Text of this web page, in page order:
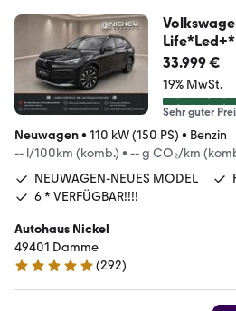
Model*
33.999 €
19% MwSt.
Sehr guter
Neuwagen• 110 kW (150 PS) • Benzin
-- l/100km (komb.) • -- g CO₂/km
NEUWAGEN-NEUES MODEL
6 * VERFÜGBAR!!!!
Autohaus Nickel
49401 Damme
4.8 Sterne
(292)